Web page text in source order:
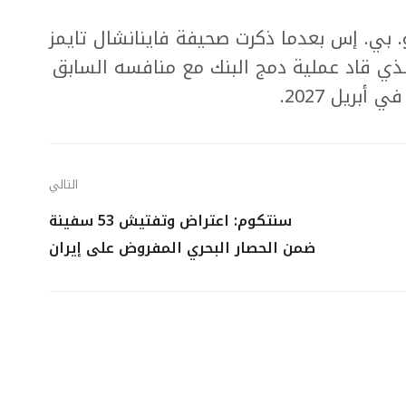
إس بعدما ذكرت صحيفة فاينانشال تايمز
قاد عملية دمج البنك مع منافسه السابق
2027.
التالي
سنتكوم: اعتراض وتفتيش 53 سفينة
ضمن الحصار البحري المفروض على إيران